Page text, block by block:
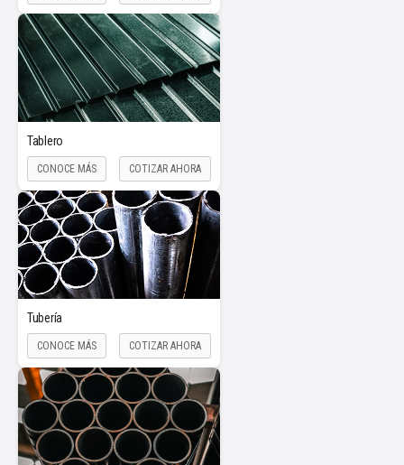
Tablero
CONOCE MÁS COTIZAR AHORA
Tubería
CONOCE MÁS COTIZAR AHORA